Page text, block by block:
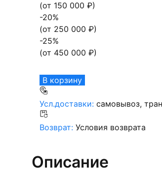
(от 150 000 ₽)
-20%
(от 250 000 ₽)
-25%
(от 450 000 ₽)
В корзину
Усл.доставки: самовывоз,
Возврат: Условия возврата
Описание